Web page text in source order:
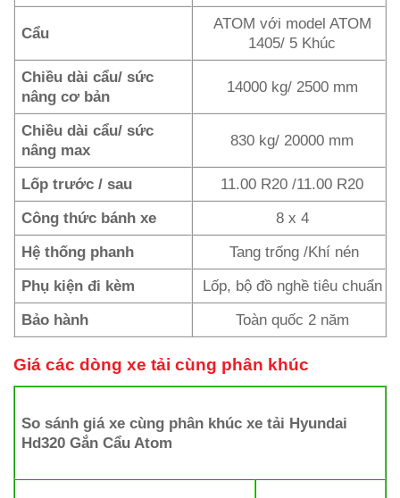
Cẩu
ATOM với model ATOM
1405/ 5 Khúc
Chiều dài cẩu/ sức
nâng cơ bản
14000 kg/ 2500 mm
Chiều dài cẩu/ sức
nâng max
830 kg/ 20000 mm
Lốp trước / sau
11.00 R20 /11.00 R20
Công thức bánh xe
8 x 4
Hệ thống phanh
Tang trống /Khí nén
Phụ kiện đi kèm
Lốp, bộ đồ nghề tiêu chuẩn
Bảo hành
Toàn quốc 2 năm
Giá các dòng xe tải cùng phân khúc
So sánh giá xe cùng phân khúc xe tải Hyundai
Hd320 Gắn Cẩu Atom